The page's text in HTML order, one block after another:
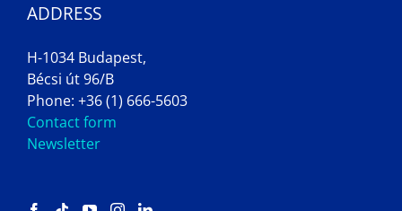
ADDRESS
H-1034 Budapest,
Bécsi út 96/B
Phone: +36 (1) 666-5603
Contact form
Newsletter